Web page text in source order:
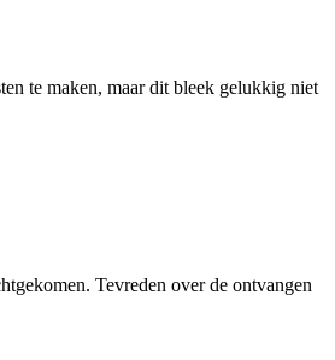
te maken, maar dit bleek gelukkig niet
Tevreden over de ontvangen